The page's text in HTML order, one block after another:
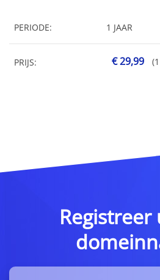
PERIODE: 1 JAAR
PRIJS: € 29,99
Registreer